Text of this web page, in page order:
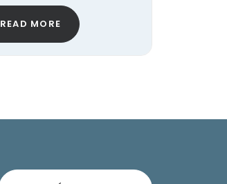
READ MORE